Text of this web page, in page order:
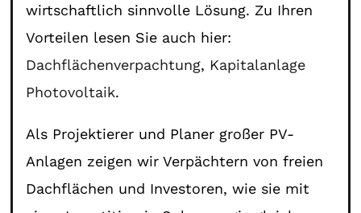
wirtschaftlich sinnvolle Lösung. Zu Ihren
Vorteilen lesen Sie auch hier:
Dachflächenverpachtung, Kapitalanlage
Photovoltaik.
Als Projektierer und Planer großer PV-
Anlagen zeigen wir Verpächtern von freien
Dachflächen und Investoren, wie sie mit